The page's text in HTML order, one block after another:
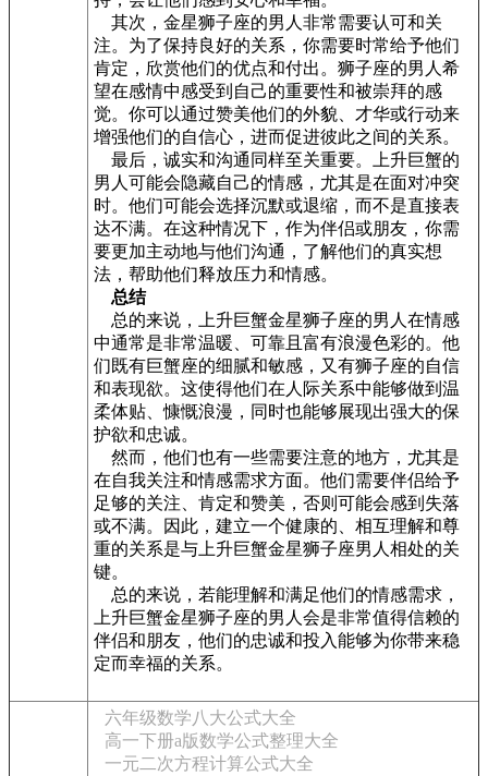
其次，金星狮子座的男人非常需要认可和关
注。为了保持良好的关系，你需要时常给予他们
肯定，欣赏他们的优点和付出。狮子座的男人希
望在感情中感受到自己的重要性和被崇拜的感
觉。你可以通过赞美他们的外貌、才华或行动来
增强他们的自信心，进而促进彼此之间的关系。
最后，诚实和沟通同样至关重要。上升巨蟹的
男人可能会隐藏自己的情感，尤其是在面对冲突
时。他们可能会选择沉默或退缩，而不是直接表
达不满。在这种情况下，作为伴侣或朋友，你需
要更加主动地与他们沟通，了解他们的真实想
法，帮助他们释放压力和情感。
总结
总的来说，上升巨蟹金星狮子座的男人在情感
中通常是非常温暖、可靠且富有浪漫色彩的。他
们既有巨蟹座的细腻和敏感，又有狮子座的自信
和表现欲。这使得他们在人际关系中能够做到温
柔体贴、慷慨浪漫，同时也能够展现出强大的保
护欲和忠诚。
然而，他们也有一些需要注意的地方，尤其是
在自我关注和情感需求方面。他们需要伴侣给予
足够的关注、肯定和赞美，否则可能会感到失落
或不满。因此，建立一个健康的、相互理解和尊
重的关系是与上升巨蟹金星狮子座男人相处的关
键。
总的来说，若能理解和满足他们的情感需求，
上升巨蟹金星狮子座的男人会是非常值得信赖的
伴侣和朋友，他们的忠诚和投入能够为你带来稳
定而幸福的关系。
六年级数学八大公式大全
高一下册a版数学公式整理大全
一元二次方程计算公式大全